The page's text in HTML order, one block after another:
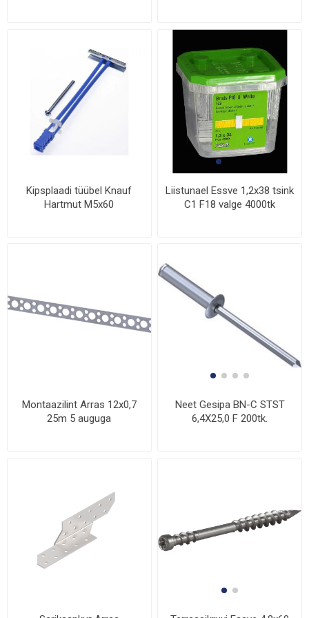
Kipsplaadi tüübel Knauf
Hartmut M5x60
Liistunael Essve 1,2x38 tsink
C1 F18 valge 4000tk
Montaazilint Arras 12x0,7
25m 5 auguga
Neet Gesipa BN-C STST
6,4X25,0 F 200tk.